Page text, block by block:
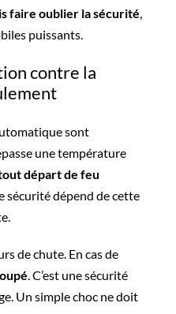
faire oublier la sécurité,
puissants.
contre la
sont
une température
départ de feu
sécurité dépend de cette
de chute. En cas de
. C’est une sécurité
Un simple choc ne doit